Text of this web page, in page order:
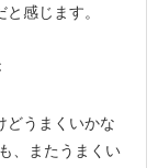
と感じます。
どうまくいかな
、またうまくい